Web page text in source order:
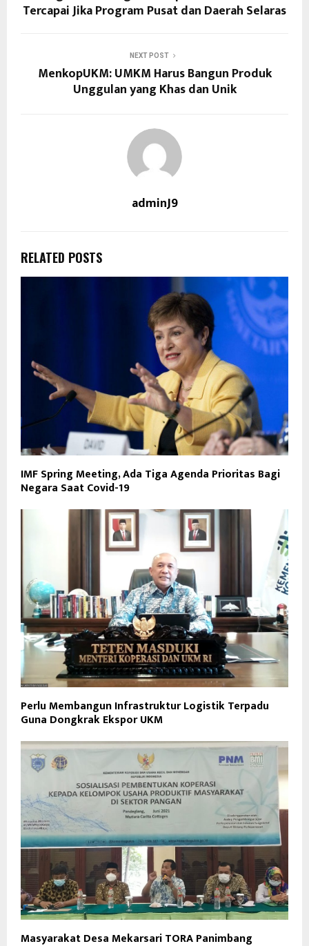
Tercapai Jika Program Pusat dan Daerah Selaras
NEXT POST
MenkopUKM: UMKM Harus Bangun Produk
Unggulan yang Khas dan Unik
adminJ9
RELATED POSTS
IMF Spring Meeting, Ada Tiga Agenda Prioritas Bagi
Negara Saat Covid-19
Perlu Membangun Infrastruktur Logistik Terpadu
Guna Dongkrak Ekspor UKM
Masyarakat Desa Mekarsari TORA Panimbang